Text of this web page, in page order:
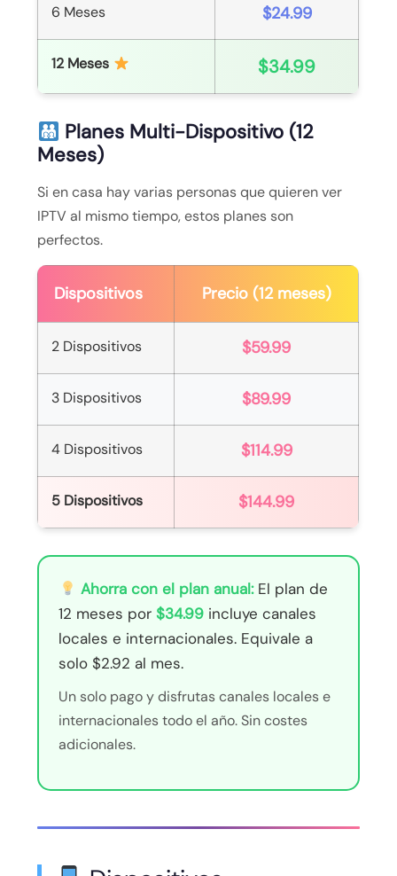
6 Meses $24.99
12 Meses $34.99
Planes Multi-Dispositivo (12
Meses)
Si en casa hay varias personas que quieren ver
IPTV al mismo tiempo, estos planes son
perfectos.
Dispositivos Precio (12 meses)
2 Dispositivos $59.99
3 Dispositivos $89.99
4 Dispositivos $114.99
5 Dispositivos $144.99
Ahorra con el plan anual:El plan de
12 meses por$34.99 incluye canales
locales e internacionales. Equivale a
solo $2.92 al mes.
Un solo pago y disfrutas canales locales e
internacionales todo el año. Sin costes
adicionales.